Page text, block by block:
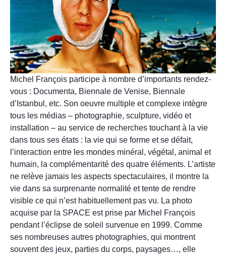
Michel François participe à nombre d’importants rendez-
vous : Documenta, Biennale de Venise, Biennale
d’Istanbul, etc. Son oeuvre multiple et complexe intègre
tous les médias – photographie, sculpture, vidéo et
installation – au service de recherches touchant à la vie
dans tous ses états : la vie qui se forme et se défait,
l’interaction entre les mondes minéral, végétal, animal et
humain, la complémentarité des quatre éléments. L’artiste
ne relève jamais les aspects spectaculaires, il montre la
vie dans sa surprenante normalité et tente de rendre
visible ce qui n’est habituellement pas vu. La photo
acquise par la SPACE est prise par Michel François
pendant l’éclipse de soleil survenue en 1999. Comme
ses nombreuses autres photographies, qui montrent
souvent des jeux, parties du corps, paysages…, elle